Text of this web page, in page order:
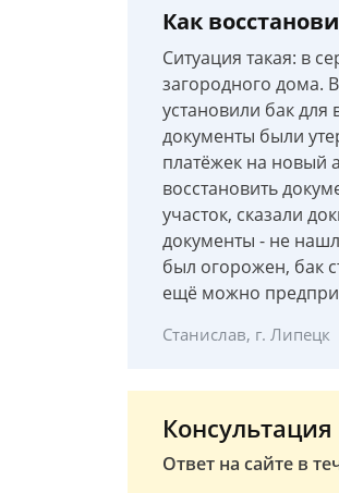
Как
Ситуация такая: в
загородного дома.
установили бак для
документы были
платёжек на новый
восстановить
участок, сказали
документы - не
был огорожен, бак
ещё можно
Станислав, г. Липецк
Ответ на сайте в